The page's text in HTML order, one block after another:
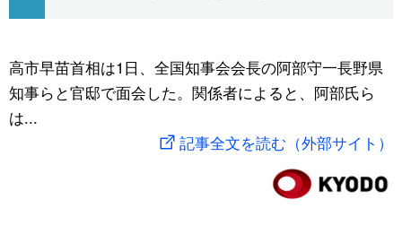
文化
動画/Live
スポーツ・東京2020
高市早苗首相は1日、全国知事会会長の阿部守一長野県
知事らと官邸で面会した。関係者によると、阿部氏ら
は...
記事全文を読む（外部サイト）